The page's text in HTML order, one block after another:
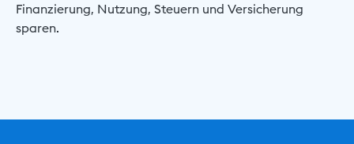
Finanzierung, Nutzung, Steuern und Versicherung
sparen.